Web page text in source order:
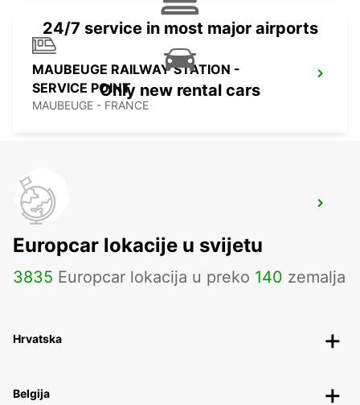
MAUBEUGE RAILWAY STATION -
SERVICE POINT
MAUBEUGE - FRANCE
MAUBEUGE
MAUBEUGE - FRANCE
24/7 service in most major airports
Only new rental cars
Europcar lokacije u svijetu
3835 Europcar lokacija u preko 140 zemalja
Hrvatska
Belgija